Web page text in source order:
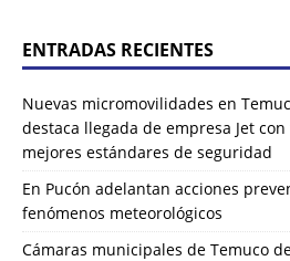
ENTRADAS RECIENTES
Nuevas micromovilidades en
destaca llegada de empresa Jet
mejores estándares de seguridad
En Pucón adelantan acciones
fenómenos meteorológicos
Cámaras municipales de Temuco